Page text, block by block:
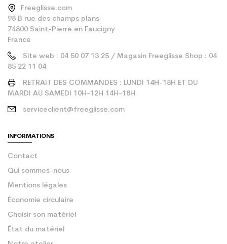
Freeglisse.com
98 B rue des champs plans
74800 Saint-Pierre en Faucigny
France
Site web : 04 50 07 13 25 / Magasin Freeglisse Shop : 04
85 22 11 04
RETRAIT DES COMMANDES : LUNDI 14H-18H ET DU
MARDI AU SAMEDI 10H-12H 14H-18H
serviceclient@freeglisse.com
INFORMATIONS
Contact
Qui sommes-nous
Mentions légales
Économie circulaire
Choisir son matériel
État du matériel